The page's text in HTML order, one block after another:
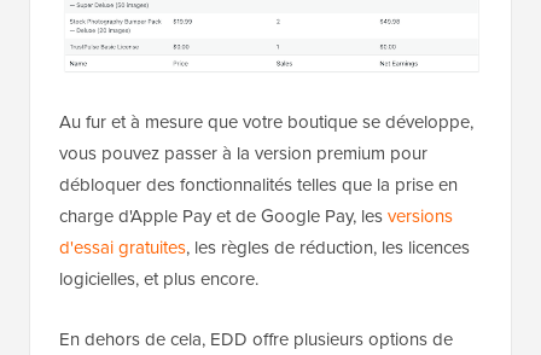
Au fur et à mesure que votre boutique se développe,
vous pouvez passer à la version premium pour
débloquer des fonctionnalités telles que la prise en
charge d'Apple Pay et de Google Pay, lesversions
d'essai gratuites, les règles de réduction, les licences
logicielles, et plus encore.
En dehors de cela, EDD offre plusieurs options de